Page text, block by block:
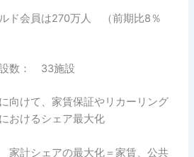
ド会員は270万人 （前期比8％
設数： 33施設
向けて、家賃保証やリカーリング
おけるシェア最大化
計シェアの最大化＝家賃、公共